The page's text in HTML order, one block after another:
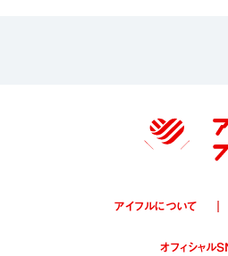
アイフルについて
オフィシャル